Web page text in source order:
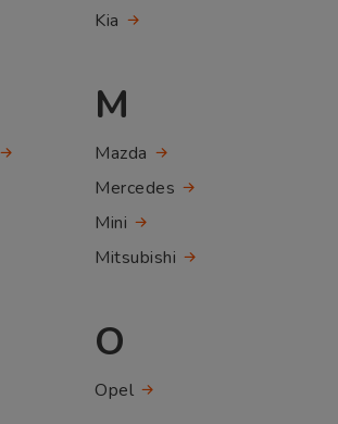
Kia
M
Mazda
Mercedes
Mini
Mitsubishi
O
Opel